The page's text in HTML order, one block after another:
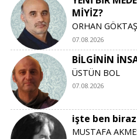
MİYİZ?
ORHAN GÖKTAŞ
07.08.2026
BİLGİNİN
ÜSTÜN BOL
07.08.2026
işte ben
MUSTAFA